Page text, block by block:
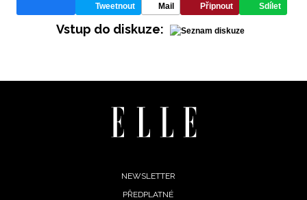
Přihlášením k newsletteru souhlasíte s
podmínkami společnosti BurdaMedia Extra s.r.o.
- BurdaMedia Extra s.r.o. bude s
Vašimi údaji pracovat zejména k organizaci a
Tweetnout Mail Připnout Sdílet
Vstup do diskuze:
NEWSLETTER
PŘEDPLATNÉ